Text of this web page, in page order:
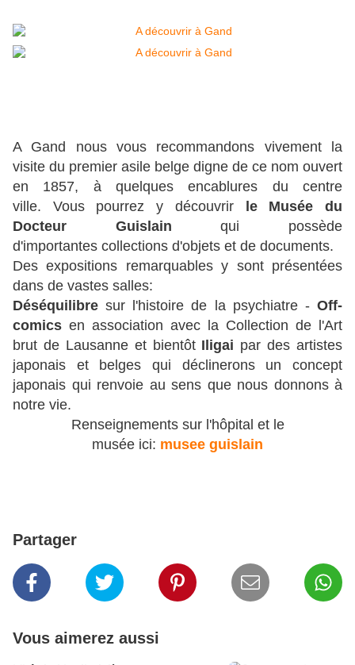
A Gand nous vous recommandons vivement la
visite du premier asile belge digne de ce nom ouvert
en 1857, à quelques encablures du centre
ville. Vous pourrez y découvrir
le Musée du
Docteur Guislain qui possède
d'importantes collections d'objets et de documents.
Des expositions remarquables y sont présentées
dans de vastes salles:
Déséquilibresur l'histoire de la psychiatre -Off-
comics en association avec la Collection de l'Art
brut de Lausanne et bientôt Iligai par des artistes
japonais et belges qui déclinerons un concept
japonais qui renvoie au sens que nous donnons à
notre vie.
Renseignements sur l'hôpital et le
musée ici: musee guislain
Partager
Vous aimerez aussi